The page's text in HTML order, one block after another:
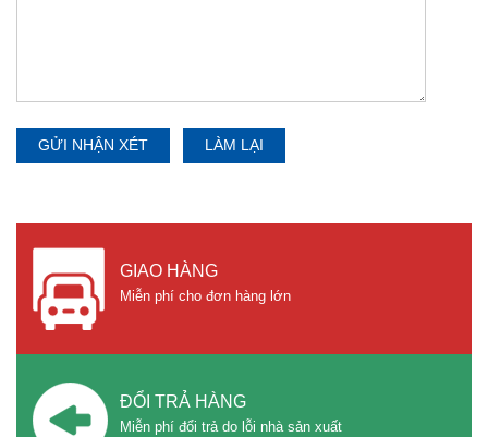
GIAO HÀNG
Miễn phí cho đơn hàng lớn
ĐỔI TRẢ HÀNG
Miễn phí đổi trả do lỗi nhà sản xuất